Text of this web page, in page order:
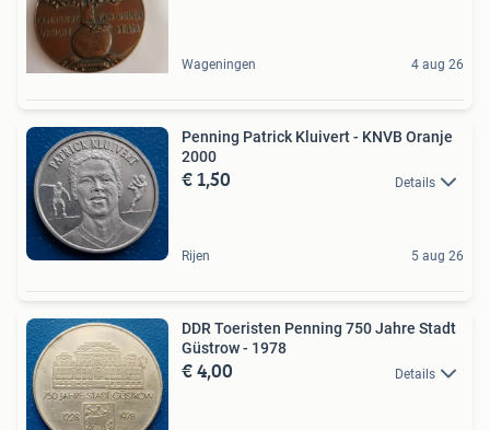
Wageningen 4 aug 26
Penning Patrick Kluivert - KNVB Oranje
2000
€ 1,50 Details
Rijen 5 aug 26
DDR Toeristen Penning 750 Jahre Stadt
Güstrow - 1978
€ 4,00 Details